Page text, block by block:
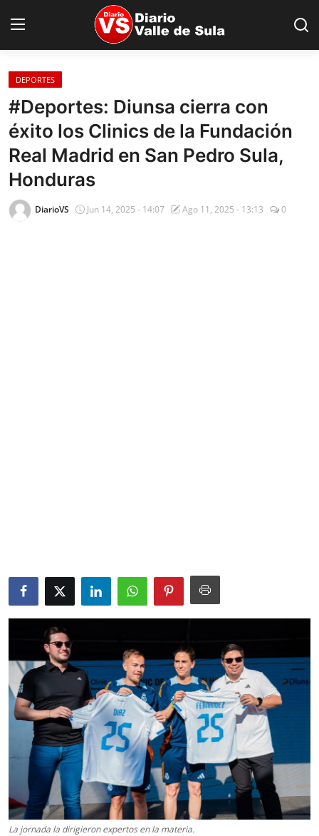
Inicio
Nacionales
Internacionales
Sucesos
DEPORTES
#Deportes: Diunsa cierra con
éxito los Clinics de la Fundación
Real Madrid en San Pedro Sula,
Honduras
DiarioVS Jun 14, 2025 - 14:07 Ago 11, 2025 - 13:13 0
La jornada la dirigieron expertos en la materia.